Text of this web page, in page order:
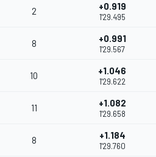
2 +0.919
1'29.495
8 +0.991
1'29.567
10 +1.046
1'29.622
11 +1.082
1'29.658
8 +1.184
1'29.760